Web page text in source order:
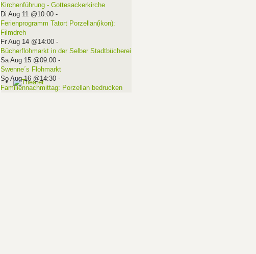
Kirchenführung - Gottesackerkirche
Di Aug 11 @10:00-
Ferienprogramm Tatort Porzellan(ikon):
Filmdreh
Fr Aug 14 @14:00-
Bücherflohmarkt in der Selber Stadtbücherei
Sa Aug 15 @09:00-
Swenne´s Flohmarkt
So Aug 16 @14:30-
Familiennachmittag: Porzellan bedrucken